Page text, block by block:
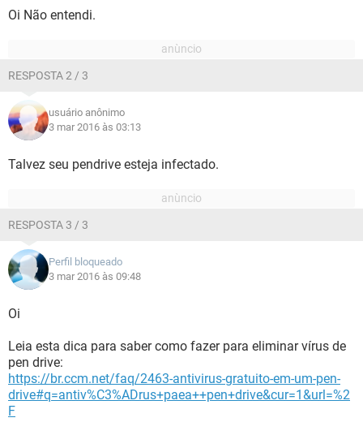
Oi Não entendi.
RESPOSTA 2 / 3
usuário anônimo
3 mar 2016 às 03:13
Talvez seu pendrive esteja infectado.
RESPOSTA 3 / 3
Perfil bloqueado
3 mar 2016 às 09:48
Oi
Leia esta dica para saber como fazer para eliminar vírus de
pen drive:
https://br.ccm.net/faq/2463-antivirus-gratuito-em-um-pen-
drive#q=antiv%C3%ADrus+paea++pen+drive&cur=1&url=%2
F